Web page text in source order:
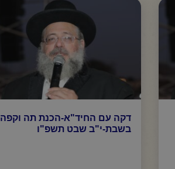
דקה עם החיד"א-הכנת תה וקפה
בשבת-י"ב שבט תשפ"ו